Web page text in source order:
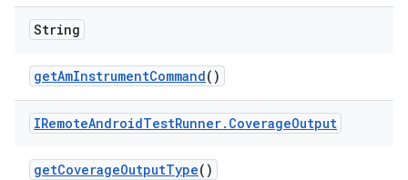
String
getAmInstrumentCommand()
IRemoteAndroidTestRunner. CoverageOutput
getCoverageOutputType()